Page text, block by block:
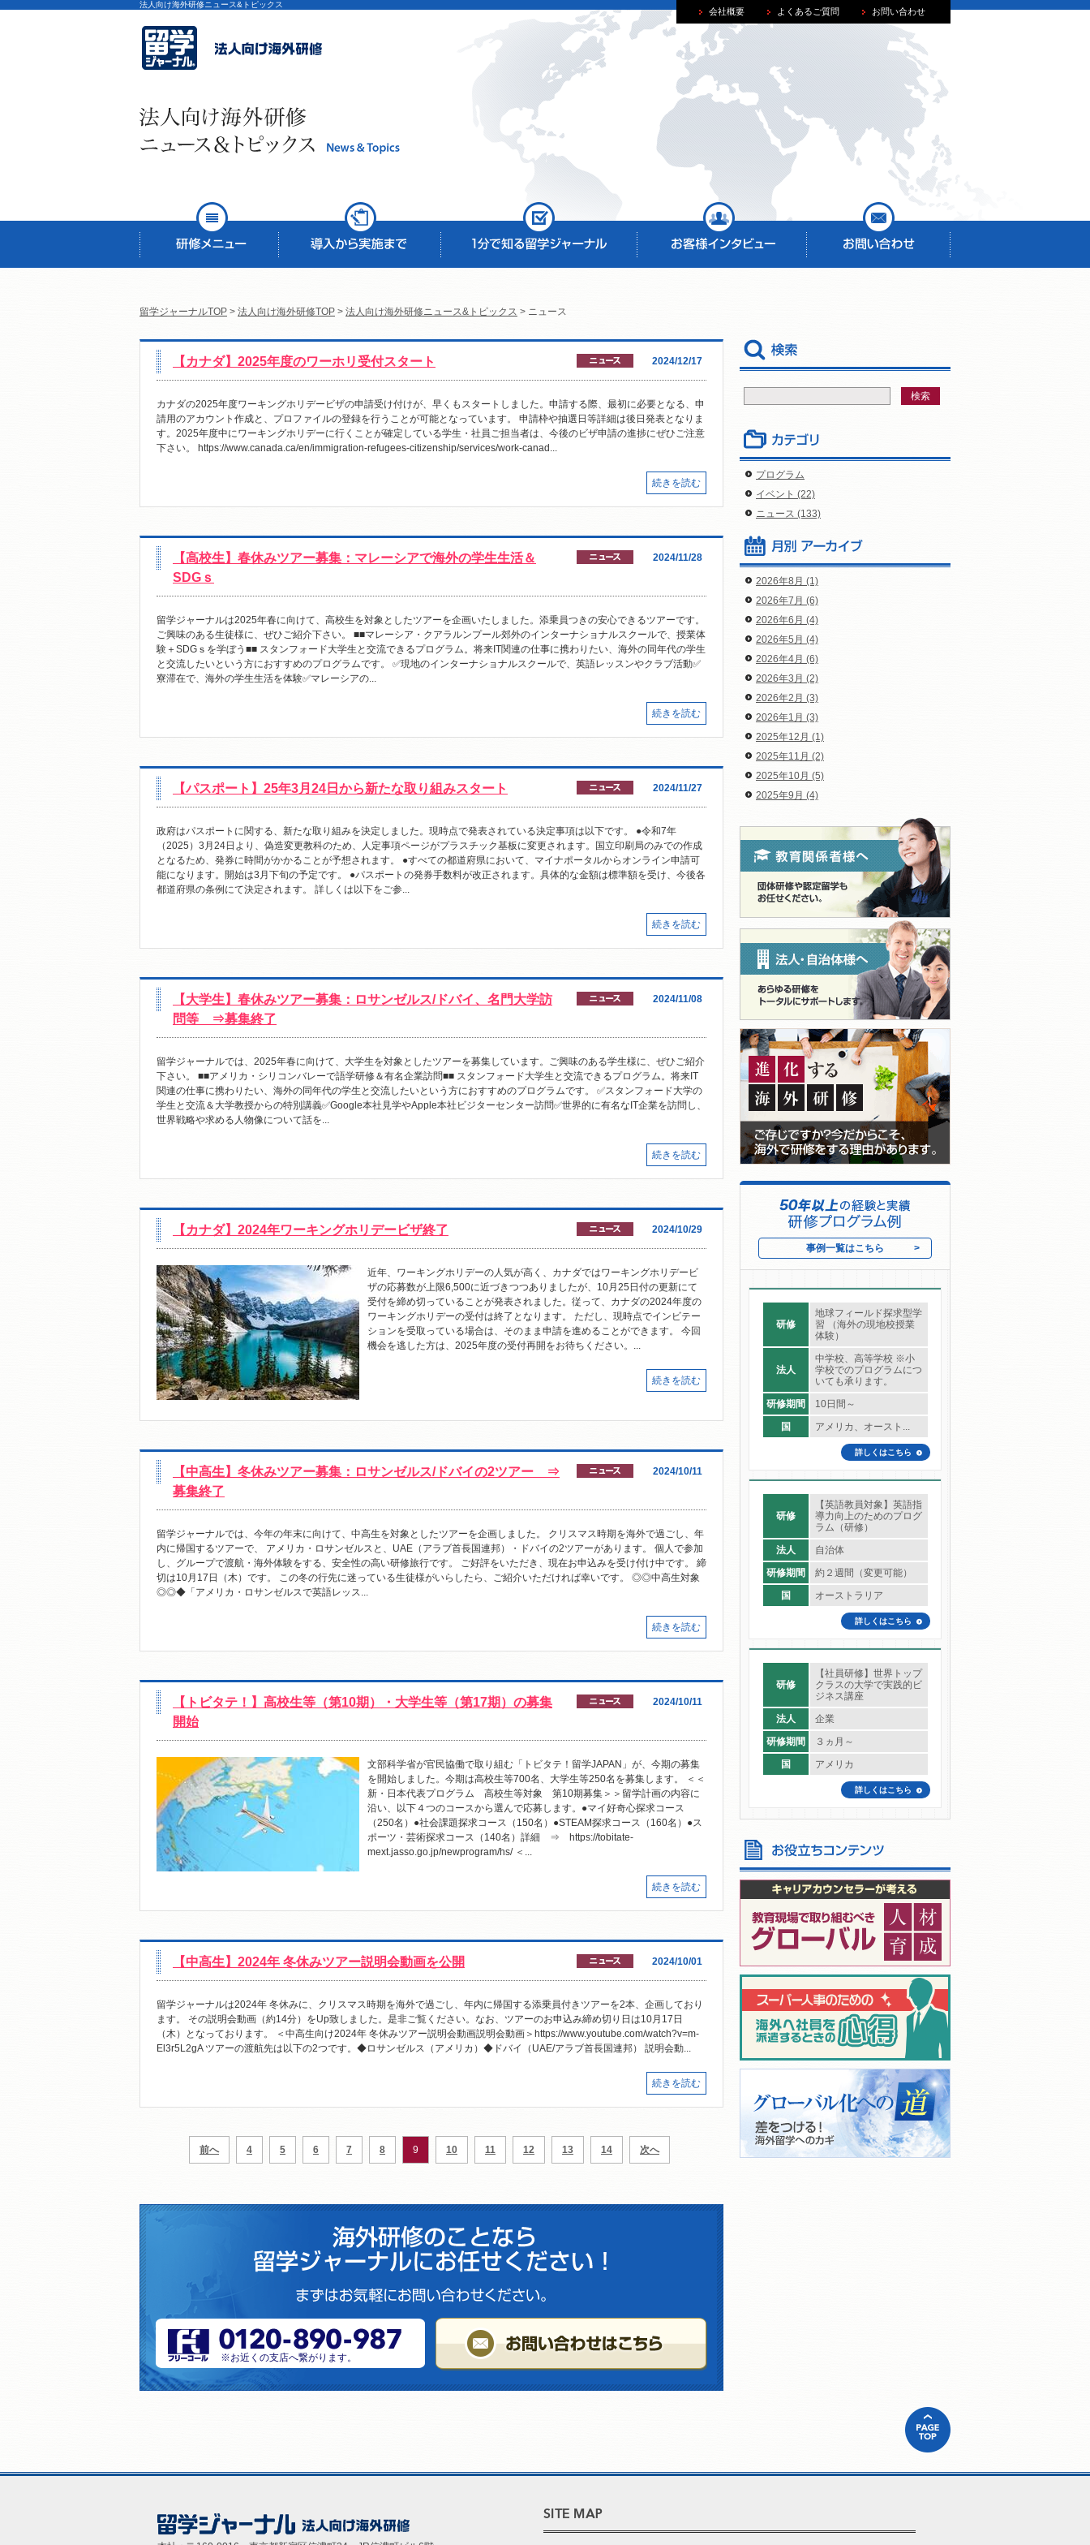
法人向け海外研修ニュース&トピックス
会社概要 よくあるご質問 お問い合わせ
留学ジャーナルTOP > 法人向け海外研修TOP > 法人向け海外研修ニュース&トピックス > ニュース
【カナダ】2025年度のワーホリ受付スタート 2024/12/17
カナダの2025年度ワーキングホリデービザの申請受け付けが、早くもスタートしました。申請する際、最初に必要となる、申
請用のアカウント作成と、プロファイルの登録を行うことが可能となっています。 申請枠や抽選日等詳細は後日発表となりま
す。2025年度中にワーキングホリデーに行くことが確定している学生・社員ご担当者は、今後のビザ申請の進捗にぜひご注意
下さい。 https://www.canada.ca/en/immigration-refugees-citizenship/services/work-canad...
続きを読む
【高校生】春休みツアー募集：マレーシアで海外の学生生活＆
SDGｓ
2024/11/28
留学ジャーナルは2025年春に向けて、高校生を対象としたツアーを企画いたしました。添乗員つきの安心できるツアーです。
ご興味のある生徒様に、ぜひご紹介下さい。 ■■マレーシア・クアラルンプール郊外のインターナショナルスクールで、授業体
験＋SDGｓを学ぼう■■ スタンフォード大学生と交流できるプログラム。将来IT関連の仕事に携わりたい、海外の同年代の学生
と交流したいという方におすすめのプログラムです。 ✅現地のインターナショナルスクールで、英語レッスンやクラブ活動✅
寮滞在で、海外の学生生活を体験✅マレーシアの...
続きを読む
【パスポート】25年3月24日から新たな取り組みスタート 2024/11/27
政府はパスポートに関する、新たな取り組みを決定しました。現時点で発表されている決定事項は以下です。 ●令和7年
（2025）3月24日より、偽造変更教科のため、人定事項ページがプラスチック基板に変更されます。国立印刷局のみでの作成
となるため、発券に時間がかかることが予想されます。 ●すべての都道府県において、マイナポータルからオンライン申請可
能になります。開始は3月下旬の予定です。 ●パスポートの発券手数料が改正されます。具体的な金額は標準額を受け、今後各
都道府県の条例にて決定されます。 詳しくは以下をご参...
続きを読む
【大学生】春休みツアー募集：ロサンゼルス/ドバイ、名門大学訪
問等 ⇒募集終了
2024/11/08
留学ジャーナルでは、2025年春に向けて、大学生を対象としたツアーを募集しています。ご興味のある学生様に、ぜひご紹介
下さい。 ■■アメリカ・シリコンバレーで語学研修＆有名企業訪問■■ スタンフォード大学生と交流できるプログラム。将来IT
関連の仕事に携わりたい、海外の同年代の学生と交流したいという方におすすめのプログラムです。 ✅スタンフォード大学の
学生と交流＆大学教授からの特別講義✅Google本社見学やApple本社ビジターセンター訪問✅世界的に有名なIT企業を訪問し、
世界戦略や求める人物像について話を...
続きを読む
【カナダ】2024年ワーキングホリデービザ終了 2024/10/29
近年、ワーキングホリデーの人気が高く、カナダではワーキングホリデービ
ザの応募数が上限6,500に近づきつつありましたが、10月25日付の更新にて
受付を締め切っていることが発表されました。従って、カナダの2024年度の
ワーキングホリデーの受付は終了となります。 ただし、現時点でインビテー
ションを受取っている場合は、そのまま申請を進めることができます。 今回
機会を逃した方は、2025年度の受付再開をお待ちください。...
続きを読む
【中高生】冬休みツアー募集：ロサンゼルス/ドバイの2ツアー ⇒
募集終了
2024/10/11
留学ジャーナルでは、今年の年末に向けて、中高生を対象としたツアーを企画しました。 クリスマス時期を海外で過ごし、年
内に帰国するツアーで、 アメリカ・ロサンゼルスと、UAE（アラブ首長国連邦）・ドバイの2ツアーがあります。 個人で参加
し、グループで渡航・海外体験をする、安全性の高い研修旅行です。 ご好評をいただき、現在お申込みを受け付け中です。 締
切は10月17日（木）です。 この冬の行先に迷っている生徒様がいらしたら、ご紹介いただければ幸いです。 ◎◎中高生対象
◎◎◆「アメリカ・ロサンゼルスで英語レッス...
続きを読む
【トビタテ！】高校生等（第10期）・大学生等（第17期）の募集
開始
2024/10/11
文部科学省が官民協働で取り組む「トビタテ！留学JAPAN」が、今期の募集
を開始しました。今期は高校生等700名、大学生等250名を募集します。 ＜＜
新・日本代表プログラム 高校生等対象 第10期募集＞＞留学計画の内容に
沿い、以下４つのコースから選んで応募します。●マイ好奇心探求コース
（250名）●社会課題探求コース（150名）●STEAM探求コース（160名）●ス
ポーツ・芸術探求コース（140名）詳細 ⇒ https://tobitate-
mext.jasso.go.jp/newprogram/hs/ ＜...
続きを読む
【中高生】2024年 冬休みツアー説明会動画を公開 2024/10/01
留学ジャーナルは2024年 冬休みに、クリスマス時期を海外で過ごし、年内に帰国する添乗員付きツアーを2本、企画しており
ます。 その説明会動画（約14分）をUp致しました。是非ご覧ください。なお、ツアーのお申込み締め切り日は10月17日
（木）となっております。 ＜中高生向け2024年 冬休みツアー説明会動画説明会動画＞https://www.youtube.com/watch?v=m-
El3r5L2gA ツアーの渡航先は以下の2つです。◆ロサンゼルス（アメリカ）◆ドバイ（UAE/アラブ首長国連邦） 説明会動...
続きを読む
前へ 4 5 6 7 8 9 10 11 12 13 14 次へ
※お近くの支店へ繋がります。
プログラム
イベント (22)
ニュース (133)
2026年8月 (1)
2026年7月 (6)
2026年6月 (4)
2026年5月 (4)
2026年4月 (6)
2026年3月 (2)
2026年2月 (3)
2026年1月 (3)
2025年12月 (1)
2025年11月 (2)
2025年10月 (5)
2025年9月 (4)
事例一覧はこちら
研修
地球フィールド探求型学
習 （海外の現地校授業
体験）
法人
中学校、高等学校 ※小
学校でのプログラムにつ
いても承ります。
研修期間
10日間～
国
アメリカ、オースト...
詳しくはこちら
研修
【英語教員対象】英語指
導力向上のためのプログ
ラム（研修）
法人
自治体
研修期間
約２週間（変更可能）
国
オーストラリア
詳しくはこちら
研修
【社員研修】世界トップ
クラスの大学で実践的ビ
ジネス講座
法人
企業
研修期間
３ヵ月～
国
アメリカ
詳しくはこちら